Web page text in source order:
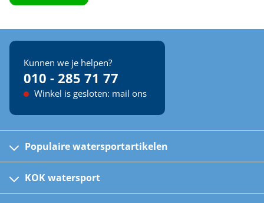
Kunnen we je helpen?
010 - 285 71 77
Winkel is gesloten: mail ons
Populaire watersportartikelen
Kinder reddingsvesten
Automatische reddingsvesten
KOK watersport